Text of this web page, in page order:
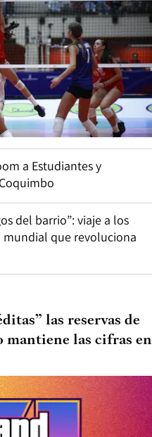
a Estudiantes y
del barrio”: viaje a los
mundial que revoluciona
las reservas de
mantiene las cifras en